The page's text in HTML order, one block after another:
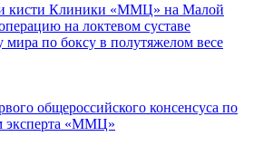
кисти Клиники «ММЦ» на Малой
на локтевом суставе
по боксу в полутяжелом весе